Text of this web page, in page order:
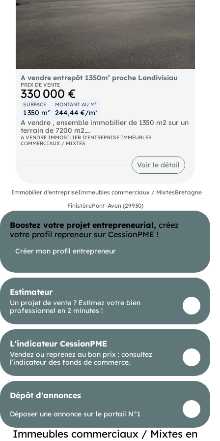
fonds de commerce-Cession dentreprise-Gestion
locative-Vente de murs commerciaux-Immobilier
dentreprise et immobilier commercial.
A vendre entrepôt 1350m² proche Landivisiau
PRIX DE VENTE
330 000 €
SURFACE
1 350 m²
MONTANT AU M²
244,44 €/m²
A vendre , ensemble immobilier de 1350 m2 sur un
terrain de 7200 m2.
Le bien comprend un première parcelle AB0040
avec un bâtiment de 905 m2 sur un terrain de 5479
DPE En cours
A VENDRE IMMOBILIER D'ENTREPRISE IMMEUBLES
COMMERCIAUX / MIXTES
Voir le détail
Immobilier d'entrepriseImmeubles commerciaux / MixtesBretagne
FinistèrePont-Aven (29930)
Boostez votre projet entrepreneurial, créez
votre profil repreneur sur CessionPME !
Créer mon profil entrepreneur
Estimateur
Un projet de vente ? Estimez votre bien
professionnel en 2 minutes !
L'indicateur CessionPME
Vendez ou reprenez au bon prix : consultez
l’indicateur des fonds de commerce.
Dépôt d'annonces
Déposer une annonce sur le portail N°1
Immeubles commerciaux / Mixtes en